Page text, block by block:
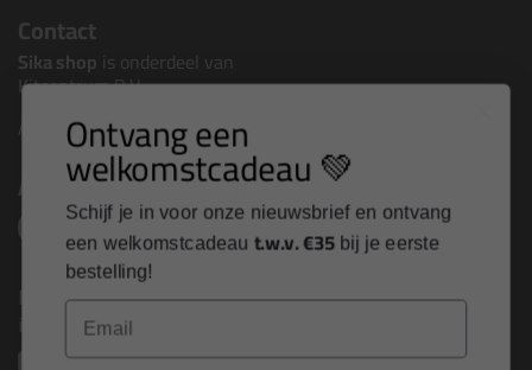
Contact
Sika shop is onderdeel van
Kitcentrum B.V.
Alle contactgegevens >
Altijd op de hoogte blijven?
Nieuws, tips en exclusieve deals rechtstreeks in je
inbox
Ontvang een
welkomstcadeau 💚
Schijf je in voor onze nieuwsbrief en ontvang
een welkomstcadeau t.w.v. €35 bij je eerste
bestelling!